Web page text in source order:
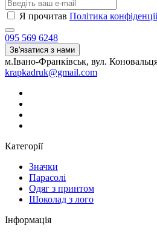
Я прочитав Політика
095 569 6248
Зв'язатися з нами
м.Івано-Франківськ, вул.
krapkadruk@gmail.com
Категорії
Значки
Парасолі
Одяг з принтом
Шоколад з лого
Інформація